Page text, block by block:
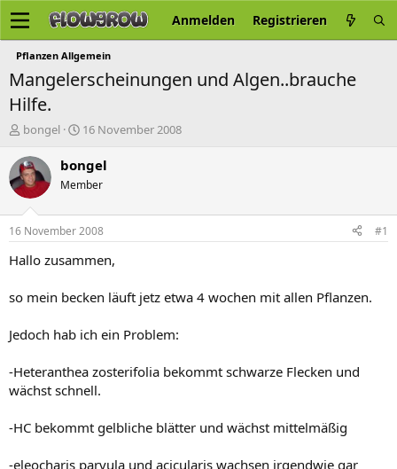
Anmelden Registrieren
Pflanzen Allgemein
Mangelerscheinungen und Algen..brauche
Hilfe.
E
s
t
e
e
r
bongel
E
s
e
l
t
a
16 November 2008
bongel
Member
16 November 2008 #1
Hallo zusammen,
so mein becken läuft jetz etwa 4 wochen mit allen Pflanzen.
Jedoch hab ich ein Problem:
-Heteranthea zosterifolia bekommt schwarze Flecken und
wächst schnell.
-HC bekommt gelbliche blätter und wächst mittelmäßig
-eleocharis parvula und acicularis wachsen irgendwie gar